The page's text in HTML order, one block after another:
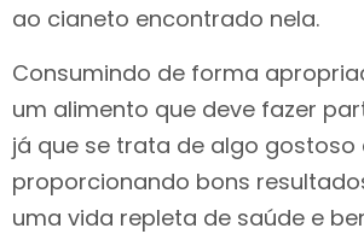
ao cianeto encontrado nela.
Consumindo de forma
um alimento que deve fazer
já que se trata de algo gostoso
proporcionando bons
uma vida repleta de saúde e